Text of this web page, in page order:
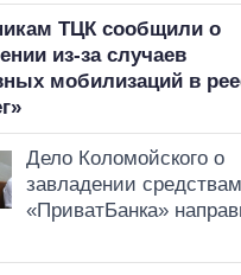
ТЦК сообщили о
из-за случаев
мобилизаций в
Дело Коломойского о
завладении
«ПриватБанка»